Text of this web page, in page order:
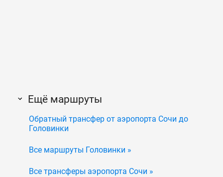
Ещё маршруты
Обратный трансфер от аэропорта Сочи до
Головинки
Все маршруты Головинки »
Все трансферы аэропорта Сочи »